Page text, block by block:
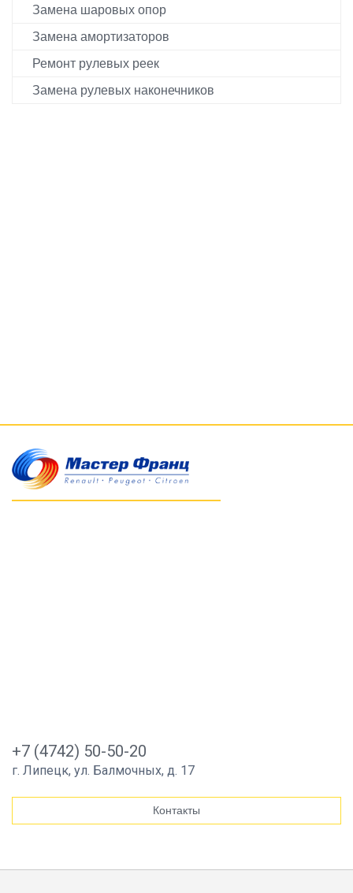
Замена шаровых опор
Замена амортизаторов
Ремонт рулевых реек
Замена рулевых наконечников
+7 (4742) 50-50-20
г. Липецк, ул. Балмочных, д. 17
Контакты